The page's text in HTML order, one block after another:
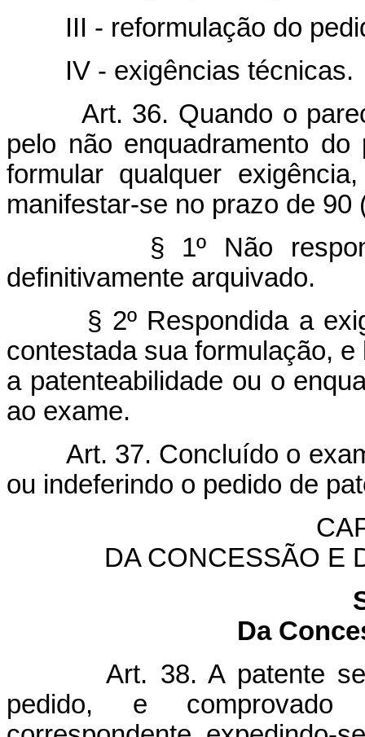
III - reformulação do
IV - exigências técnicas.
Art. 36. Quando o
pelo não enquadramento
formular qualquer
manifestar-se no prazo de 90
§ 1º Não
definitivamente arquivado.
§ 2º Respondida a
contestada sua formulação,
a patenteabilidade ou o
ao exame.
Art. 37. Concluído o
ou indeferindo o pedido de
DA CONCESSÃO E
Da
Art. 38. A patente
pedido, e